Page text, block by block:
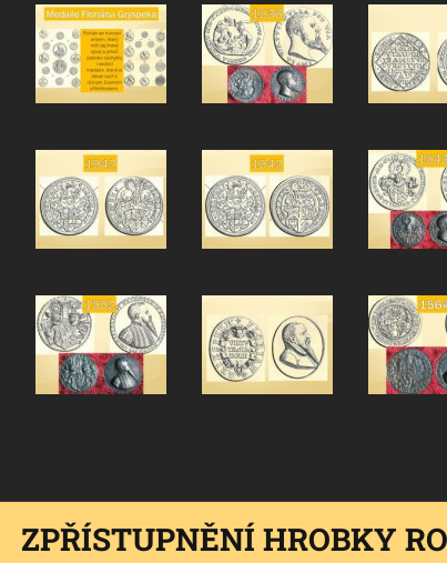
ZPŘÍSTUPNĚNÍ HROBKY